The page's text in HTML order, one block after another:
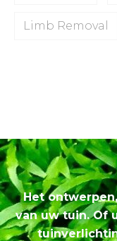
Limb Removal
Het
van uw tuin. Of